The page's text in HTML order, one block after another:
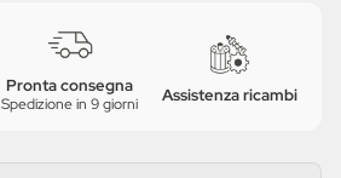
Pronta consegna
Spedizione in 9 giorni Assistenza ricambi